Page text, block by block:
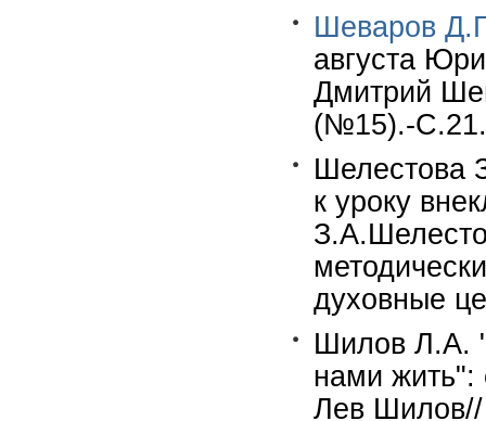
Шеваров
августа
Дмитрий
(№15).-
Шелестова
к уроку
духовные
Шилов Л.А.
нами
Лев Шилов//